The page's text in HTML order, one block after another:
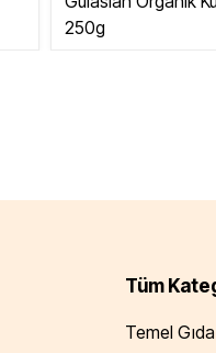
250g
Tüm
Temel Gıda